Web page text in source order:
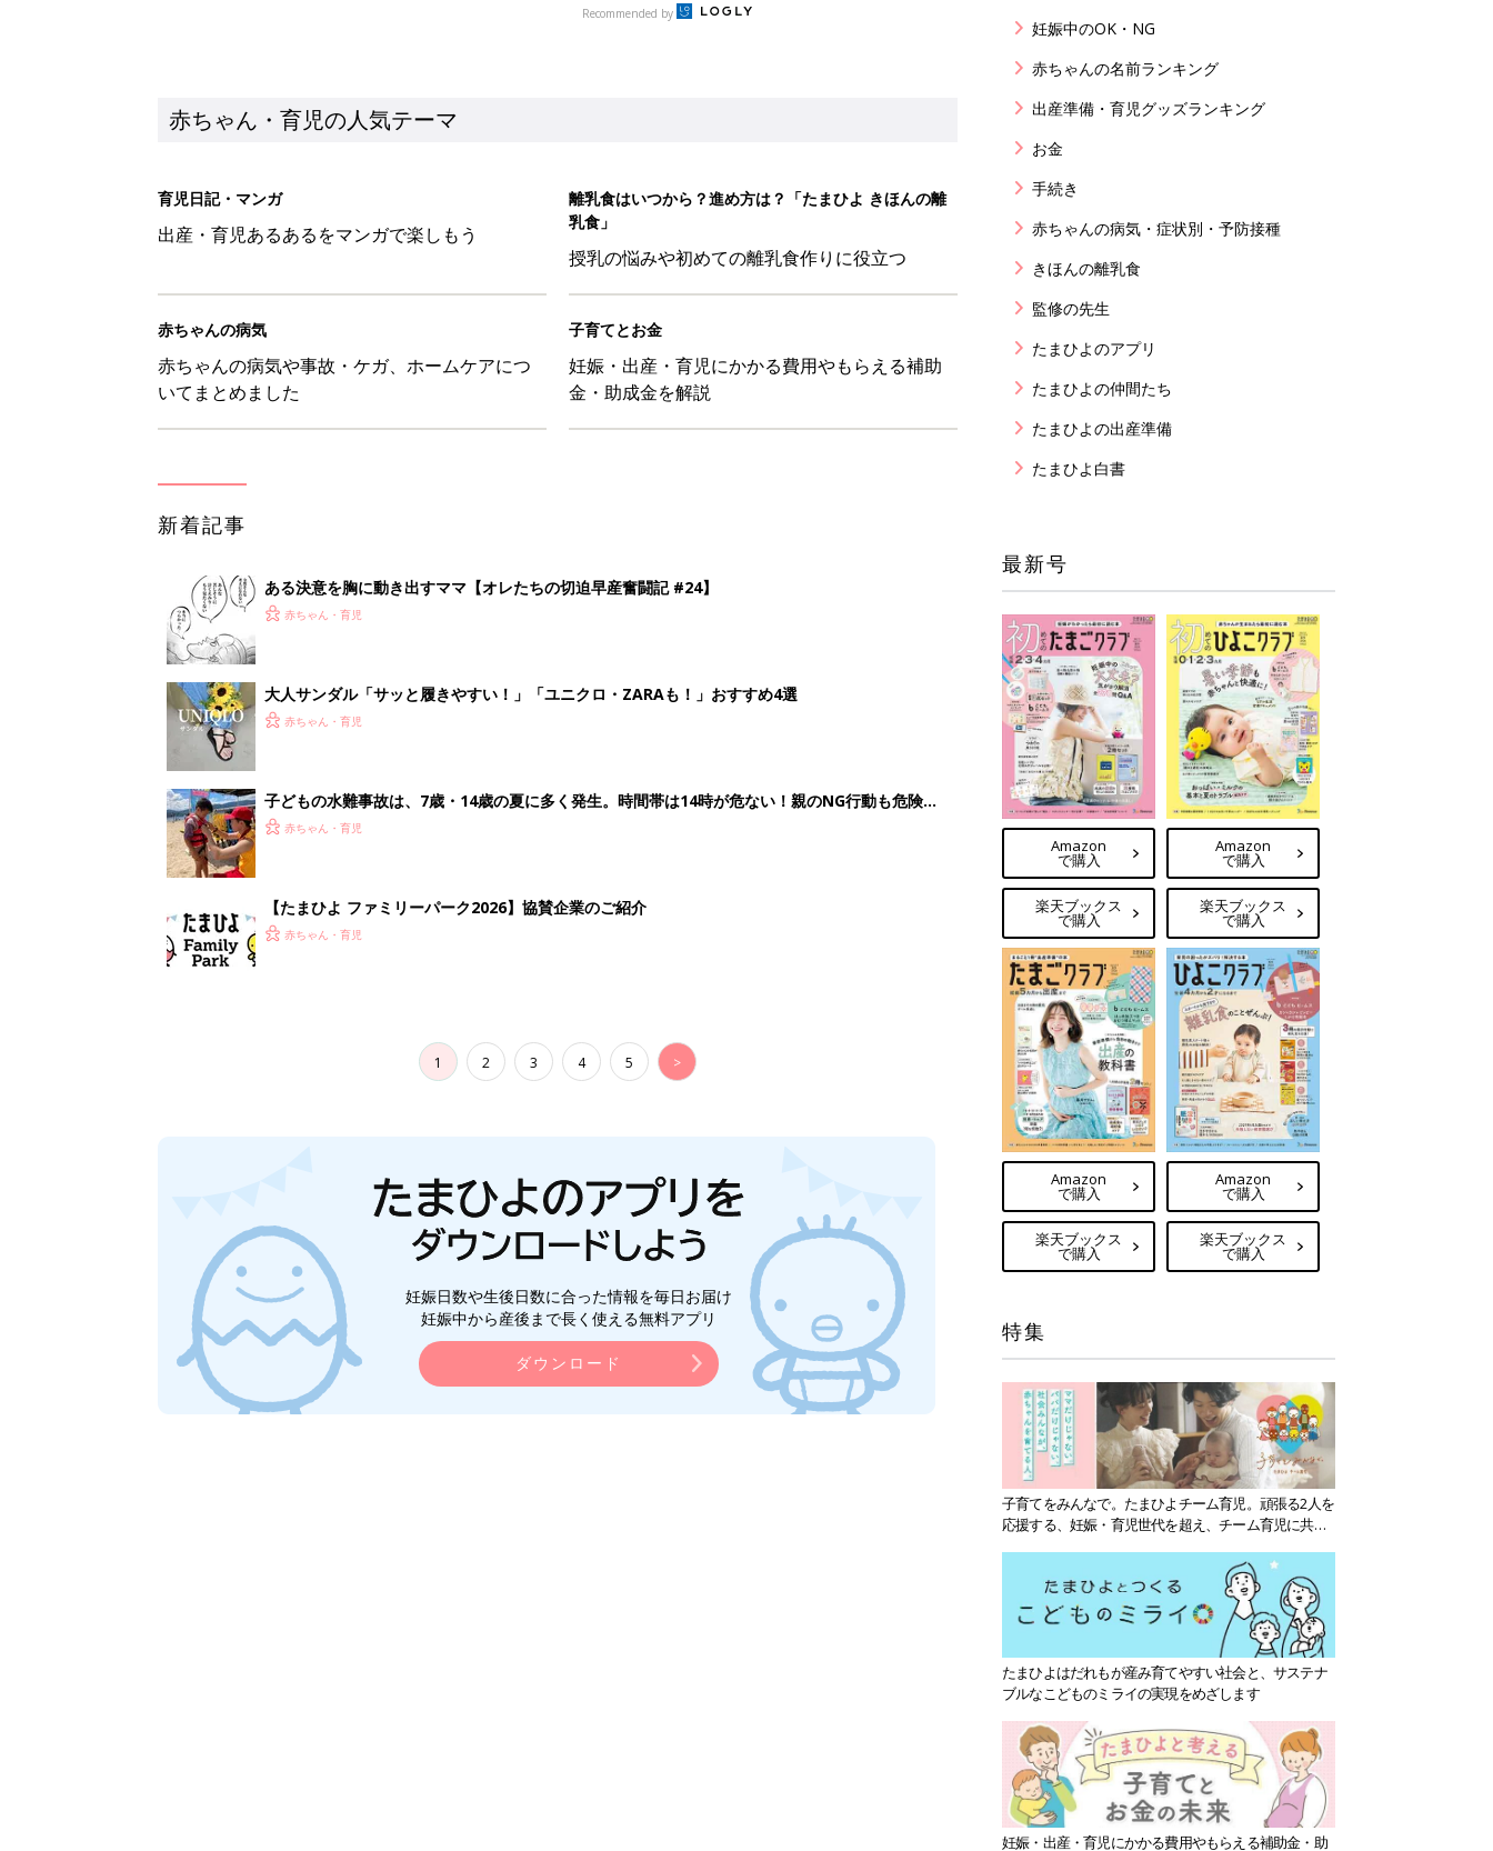
Recommended by
赤ちゃん・育児の人気テーマ
育児日記・マンガ
出産・育児あるあるをマンガで楽しもう
離乳食はいつから？進め方は？「たまひよ きほんの離
乳食」
授乳の悩みや初めての離乳食作りに役立つ
赤ちゃんの病気
赤ちゃんの病気や事故・ケガ、ホームケアにつ
いてまとめました
子育てとお金
妊娠・出産・育児にかかる費用やもらえる補助
金・助成金を解説
新着記事
ある決意を胸に動き出すママ【オレたちの切迫早産奮闘記 #24】
赤ちゃん・育児
大人サンダル「サッと履きやすい！」「ユニクロ・ZARAも！」おすすめ4選
赤ちゃん・育児
子どもの水難事故は、7歳・14歳の夏に多く発生。時間帯は14時が危ない！親のNG行動も危険を
まねく【専門家】
赤ちゃん・育児
【たまひよ ファミリーパーク2026】協賛企業のご紹介
赤ちゃん・育児
1 2 3 4 5 >
妊娠日数や生後日数に合った情報を毎日お届け
妊娠中から産後まで長く使える無料アプリ
ダウンロード
妊娠中のOK・NG
赤ちゃんの名前ランキング
出産準備・育児グッズランキング
お金
手続き
赤ちゃんの病気・症状別・予防接種
きほんの離乳食
監修の先生
たまひよのアプリ
たまひよの仲間たち
たまひよの出産準備
たまひよ白書
最新号
Amazon
で購入
楽天ブックス
で購入
Amazon
で購入
楽天ブックス
で購入
Amazon
で購入
楽天ブックス
で購入
Amazon
で購入
楽天ブックス
で購入
特集
子育てをみんなで。たまひよチーム育児。頑張る2人を
応援する、妊娠・育児世代を超え、チーム育児に共感
たまひよはだれもが産み育てやすい社会と、サステナ
ブルなこどものミライの実現をめざします
妊娠・出産・育児にかかる費用やもらえる補助金・助